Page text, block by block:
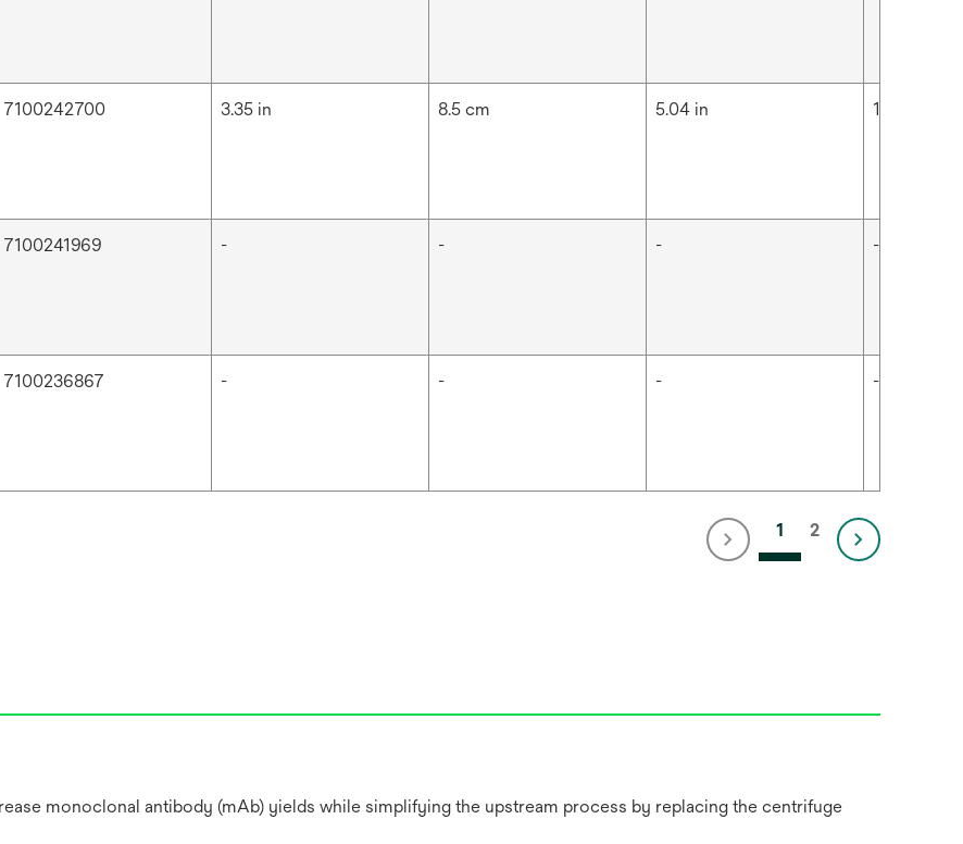
7100242700 3.35 in 8.5 cm 5.04 in 12.8 cm
7100241969 - - - -
7100236867 - - - -
1 2
monoclonal antibody (mAb) yields while simplifying the upstream process by replacing the centrifuge